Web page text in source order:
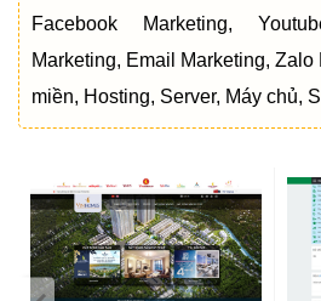
Facebook Marketing,
Marketing, Email Marketing,
miền, Hosting, Server, Máy chủ,